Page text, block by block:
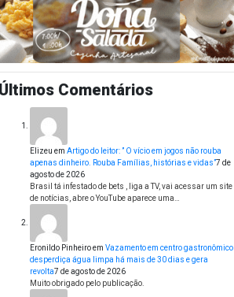
Últimos Comentários
Elizeu em Artigo do leitor: ” O vício em jogos não rouba
apenas dinheiro. Rouba Famílias, histórias e vidas”7 de
agosto de 2026
Brasil tá infestado de bets , liga a TV, vai acessar um site
de notícias, abre o YouTube aparece uma…
Eronildo Pinheiroem Vazamento em centro gastronômico
desperdiça água limpa há mais de 30 dias e gera
revolta7 de agosto de 2026
Muito obrigado pelo publicação.